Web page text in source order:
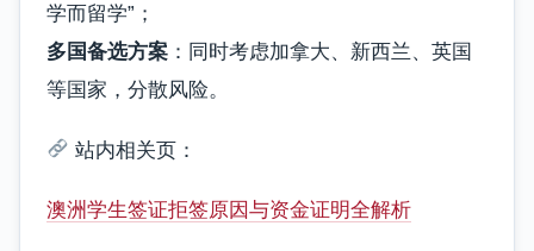
学而留学”；
多国备选方案 ：同时考虑加拿大、新西兰、英国
等国家，分散风险。
站内相关页：
澳洲学生签证拒签原因与资金证明全解析